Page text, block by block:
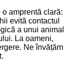
amprentă clară:
evită contactul
a unui animal
La oameni,
Ne învățăm